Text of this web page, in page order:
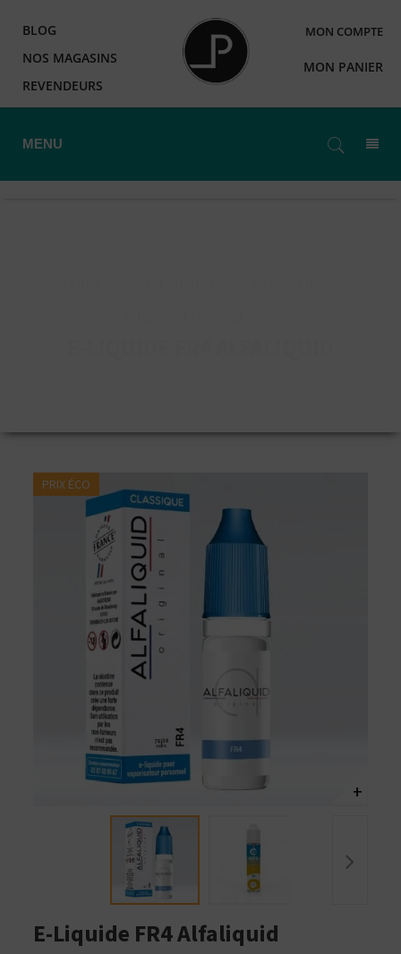
BLOG
NOS MAGASINS
REVENDEURS
MON COMPTE
MON PANIER
MENU
PRIX ÉCO
+
E-Liquide FR4 Alfaliquid